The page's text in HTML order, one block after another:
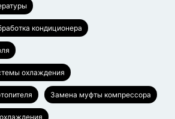
кондиционера
охлаждения
Замена муфты компрессора